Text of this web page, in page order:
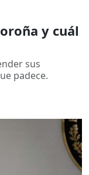
y cuál
sus
padece.